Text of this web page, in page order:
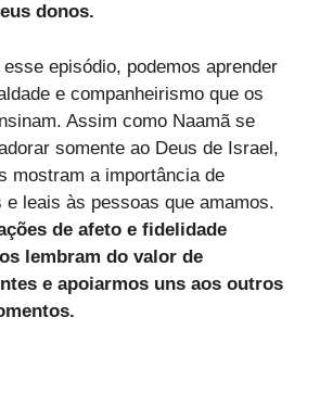
donos.
episódio, podemos aprender
e companheirismo que os
Assim como Naamã se
somente ao Deus de Israel,
mostram a importância de
e leais às pessoas que amamos.
de afeto e fidelidade
lembram do valor de
e apoiarmos uns aos outros